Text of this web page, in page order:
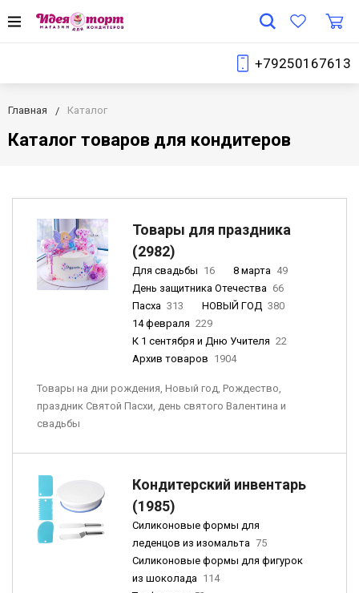
+79250167613
Главная Каталог
Каталог товаров для кондитеров
Товары для праздника
(2982)
Для свадьбы 16 8 марта 49
День защитника Отечества 66
Пасха 313 НОВЫЙ ГОД 380
14 февраля 229
К 1 сентября и Дню Учителя 22
Архив товаров 1904
Товары на дни рождения, Новый год, Рождество,
праздник Святой Пасхи, день святого Валентина и
свадьбы
Кондитерский инвентарь
(1985)
Силиконовые формы для
леденцов из изомальта 75
Силиконовые формы для фигурок
из шоколада 114